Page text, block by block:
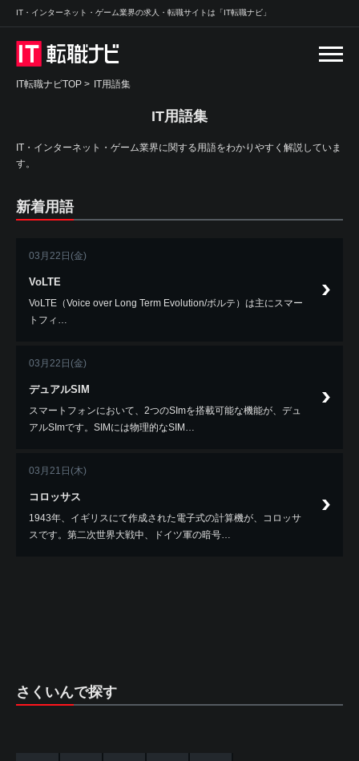
IT・インターネット・ゲーム業界の求人・転職サイトは「IT転職ナビ」
IT転職ナビTOP > IT用語集
IT用語集
IT・インターネット・ゲーム業界に関する用語をわかりやすく解説していま
す。
新着用語
03月22日(金)
VoLTE
VoLTE（Voice over Long Term Evolution/ボルテ）は主にスマー
トフィ…
03月22日(金)
デュアルSIM
スマートフォンにおいて、2つのSImを搭載可能な機能が、デュ
アルSImです。SIMには物理的なSIM…
03月21日(木)
コロッサス
1943年、イギリスにて作成された電子式の計算機が、コロッサ
スです。第二次世界大戦中、ドイツ軍の暗号…
さくいんで探す